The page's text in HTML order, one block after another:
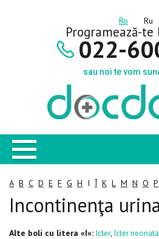
Ro Ru
Programează-
022-
sau noi te vom
A B C D E F G H I Î K L M N O P
Incontinenţa
Alte boli cu litera «I»: Icter, Icter